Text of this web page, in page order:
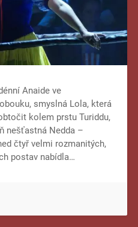
Anaide ve
smyslná Lola, která
kolem prstu Turiddu,
nešťastná Nedda –
čtyř velmi rozmanitých,
postav nabídla…